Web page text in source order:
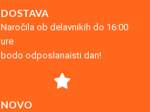
DOSTAVA
Naročila ob delavnikih do 16:00
ure
bodo odposlanaisti dan!
NOVO